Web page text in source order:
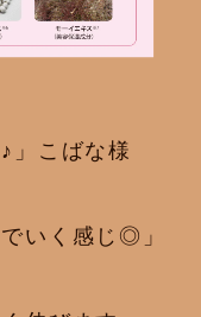
」こばな様
いく感じ◎」